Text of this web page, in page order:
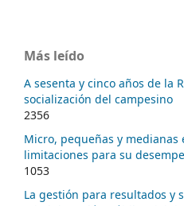
Más leído
A sesenta y cinco años de la
socialización del campesino
2356
Micro, pequeñas y medianas
limitaciones para su
1053
La gestión para resultados y